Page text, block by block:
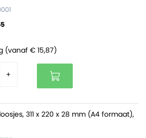
(vanaf € 15,87)
+
311 x 220 x 28 mm (A4 formaat),